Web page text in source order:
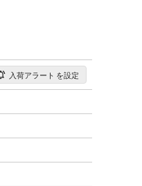
入荷アラート を設定